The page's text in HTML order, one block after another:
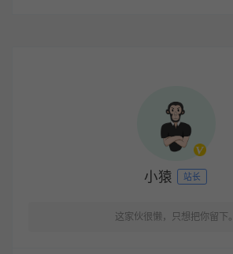
小猿 站长
这家伙很懒，只想把你留下。